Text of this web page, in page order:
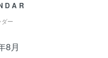
ー
8月